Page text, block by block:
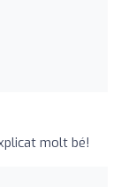
molt bé!